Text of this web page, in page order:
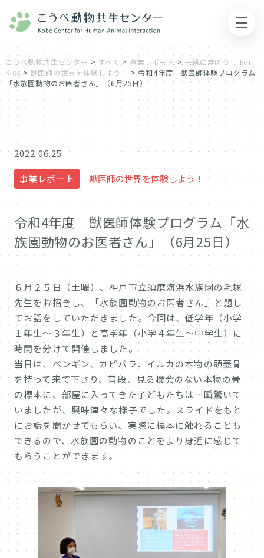
こうべ動物共生センター > すべて > 事業レポート > 一緒に学ぼう！ For
Kids > 獣医師の世界を体験しよう！ >令和4年度 獣医師体験プログラム
「水族園動物のお医者さん」（6月25日）
事業レポート 獣医師の世界を体験しよう！
2022.06.25
令和4年度 獣医師体験プログラム「水
族園動物のお医者さん」（6月25日）
６月２５日（土曜）、神戸市立須磨海浜水族園の毛塚
先生をお招きし、「水族園動物のお医者さん」と題し
てお話をしていただきました。今回は、低学年（小学
１年生～３年生）と高学年（小学４年生～中学生）に
時間を分けて開催しました。
当日は、ペンギン、カピバラ、イルカの本物の頭蓋骨
を持って来て下さり、普段、見る機会のない本物の骨
の標本に、部屋に入ってきた子どもたちは一瞬驚いて
いましたが、興味津々な様子でした。スライドをもと
にお話を聞かせてもらい、実際に標本に触れることも
できるので、水族園の動物のことをより身近に感じて
もらうことができます。